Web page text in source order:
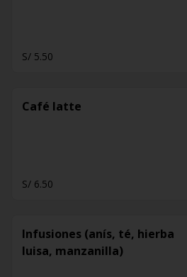
S/ 5.50
Café latte
S/ 6.50
Infusiones (anís, té, hierba
luisa, manzanilla)